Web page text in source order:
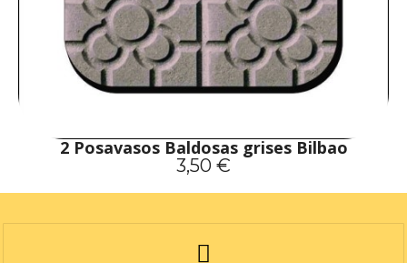
2 Posavasos Baldosas grises Bilbao
3,50 €